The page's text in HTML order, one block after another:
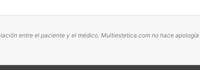
entre el paciente y el médico. Multiestetica.com no hace